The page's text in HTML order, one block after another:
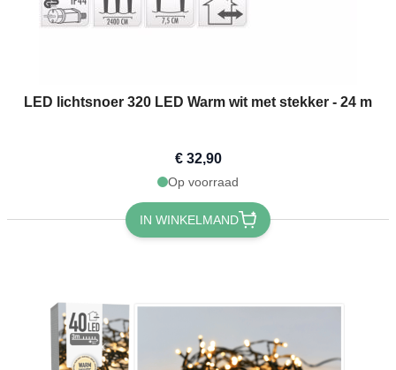
LED lichtsnoer 320 LED Warm wit met stekker - 24 m
€ 32,90
Op voorraad
IN WINKELMAND